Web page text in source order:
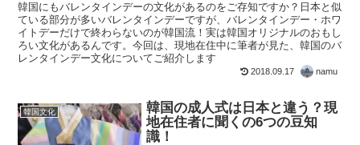
韓国にもバレンタインデーの文化があるのをご存知ですか？日本と似
ている部分が多いバレンタインデーですが、バレンタインデー・ホワ
イトデーだけで終わらないのが韓国流！実は韓国オリジナルのおもし
ろい文化があるんです。今回は、現地在住中に筆者が見た、韓国のバ
レンタインデー文化についてご紹介します
2018.09.17 namu
韓国文化
韓国の成人式は日本と違う？現
地在住者に聞くの6つの豆知
識！